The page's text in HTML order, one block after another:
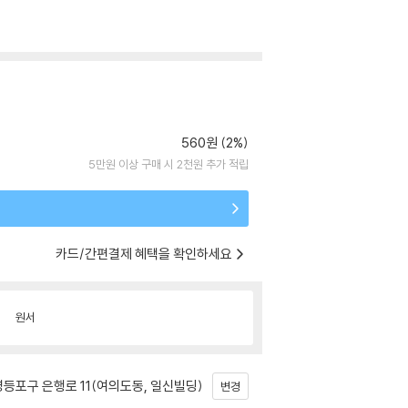
560원 (2%)
5만원 이상 구매 시 2천원 추가 적립
카드/간편결제 혜택을 확인하세요
원서
포구 은행로 11(여의도동, 일신빌딩) 변경